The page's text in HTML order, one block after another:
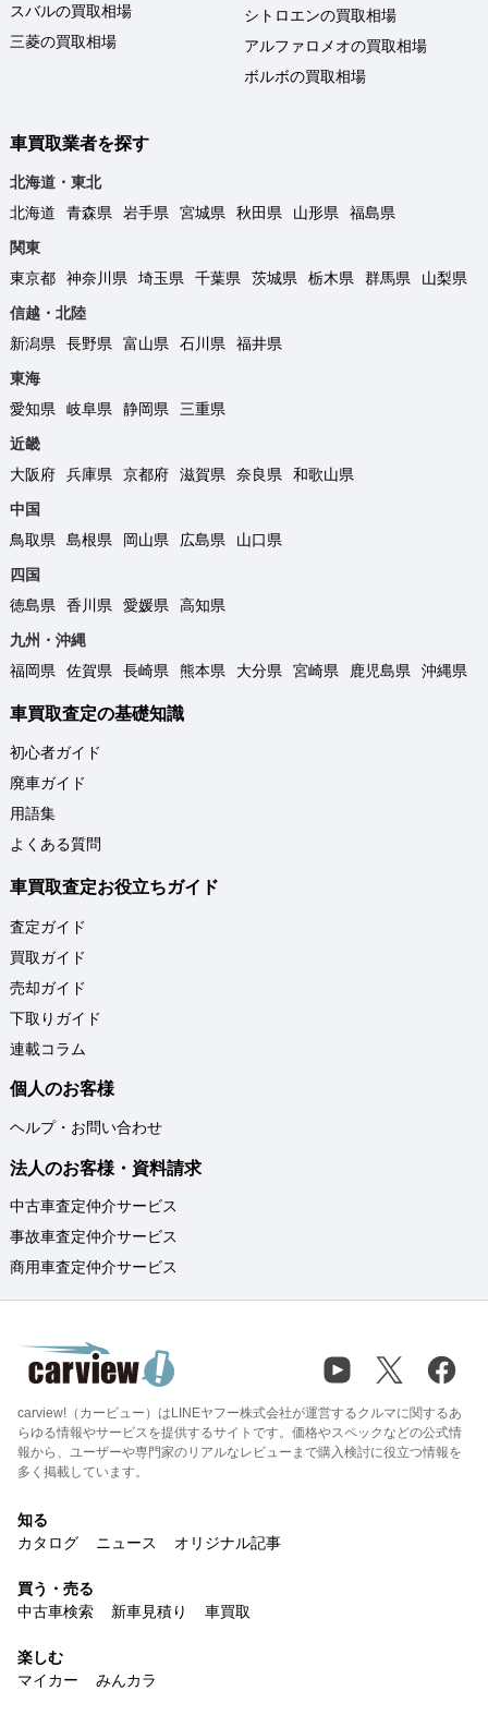
スバルの買取相場
三菱の買取相場
シトロエンの買取相場
アルファロメオの買取相場
ボルボの買取相場
車買取業者を探す
北海道・東北
北海道
青森県 岩手県 宮城県 秋田県 山形県
福島県
関東
東京都
神奈川県 埼玉県 千葉県 茨城県 栃木県 群馬県
山梨県
信越・北陸
新潟県
長野県 富山県 石川県
福井県
東海
愛知県
岐阜県 静岡県
三重県
近畿
大阪府
兵庫県 京都府 滋賀県 奈良県
和歌山県
中国
鳥取県
島根県 岡山県 広島県
山口県
四国
徳島県
香川県 愛媛県
高知県
九州・沖縄
福岡県
佐賀県 長崎県 熊本県 大分県 宮崎県 鹿児島県 沖縄県
車買取査定の基礎知識
初心者ガイド
廃車ガイド
用語集
よくある質問
車買取査定お役立ちガイド
査定ガイド
買取ガイド
売却ガイド
下取りガイド
連載コラム
個人のお客様
ヘルプ・お問い合わせ
法人のお客様・資料請求
中古車査定仲介サービス
事故車査定仲介サービス
商用車査定仲介サービス
carview!（カービュー）はLINEヤフー株式会社が運営するクルマに関するあ
らゆる情報やサービスを提供するサイトです。価格やスペックなどの公式情
報から、ユーザーや専門家のリアルなレビューまで購入検討に役立つ情報を
多く掲載しています。
知る
カタログ
ニュース オリジナル記事
買う・売る
中古車検索
新車見積り 車買取
楽しむ
マイカー
みんカラ